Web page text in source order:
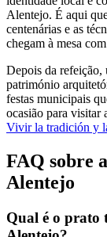
Alentejo. É aqui
centenárias e as
chegam à mesa
Depois da refeição,
património
festas municipais
ocasião para visitar
Vivir la tradición y
FAQ sobre
Alentejo
Qual é o prato